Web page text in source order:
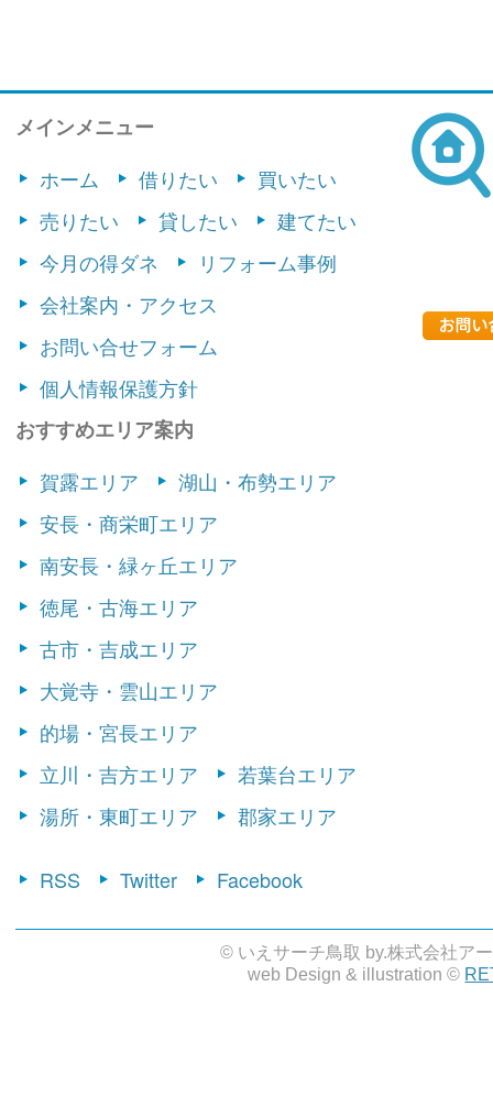
メインメニュー
ホーム
借りたい
買いたい
売りたい
貸したい
建てたい
今月の得ダネ
リフォーム事例
会社案内・アクセス
お問い合せフォーム
個人情報保護方針
おすすめエリア案内
賀露エリア
湖山・布勢エリア
安長・商栄町エリア
南安長・緑ヶ丘エリア
徳尾・古海エリア
古市・吉成エリア
大覚寺・雲山エリア
的場・宮長エリア
立川・吉方エリア
若葉台エリア
湯所・東町エリア
郡家エリア
RSS Twitter Facebook
© いえサーチ鳥取 by.株式会社ア
web Design & illustration ©